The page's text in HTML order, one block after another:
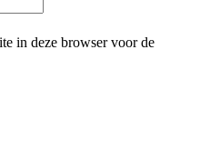
in deze browser voor de